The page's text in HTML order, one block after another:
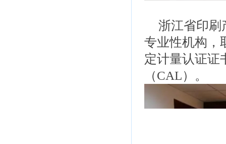
浙江省印刷
专业性机构，
定计量认证证
（CAL）。